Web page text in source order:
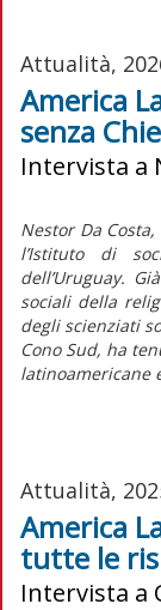
Attualità,
America
senza
Intervista a
Nestor Da
l’Istituto di
dell’Uruguay.
sociali della
degli scienziati
Cono Sud, ha
latinoamericane
Attualità,
America
tutte le
Intervista a